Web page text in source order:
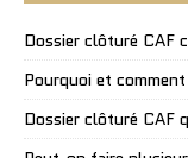
Dossier clôturé CAF
Pourquoi et
Dossier clôturé CAF